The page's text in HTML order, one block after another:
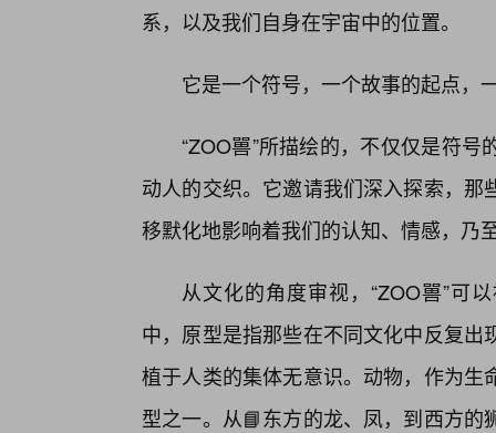
系，以及我们自身在宇宙中的位置。
它是一个符号，一个故事的起点，
“ZOO嘼”所描绘的，不仅仅是符
动人的交织。它邀请我们深入探索，
移默化地影响着我们的认知、情感，乃
从文化的角度审视，“ZOO嘼”可
中，原型是指那些在不同文化中反复
植于人类的集体无意识。动物，作为
型之一。从📘东方的龙、凤，到西方